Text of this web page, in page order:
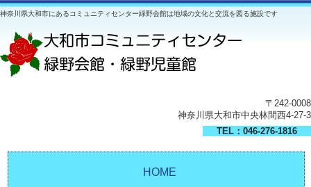
神奈川県大和市にあるコミュニティセンター緑野会館は地域の文化と交流を図る施設です
〒242-0008
神奈川県大和市中央林間西4-27-3
TEL：046-276-1816
HOME